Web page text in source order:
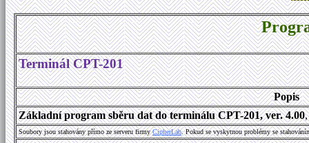
Terminál CPT-201
Popis
Základní program sběru dat do terminálu CPT-201, ver. 4.00
Soubory jsou stahovány přímo ze serveru firmyCipherLab. Pokud se vyskytnou problémy se